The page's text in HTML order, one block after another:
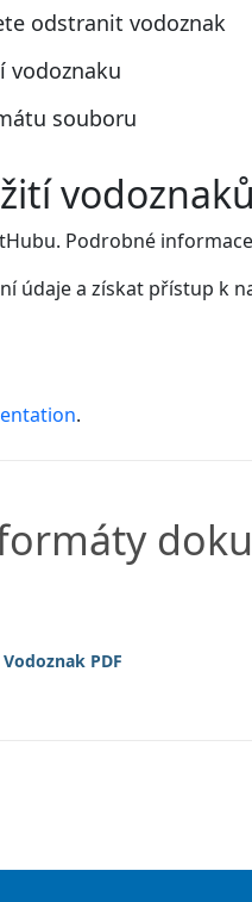
odstranit vodoznak
vodoznaku
souboru
vodoznaků
Podrobné
údaje a získat přístup k
.
Vodoznak PDF